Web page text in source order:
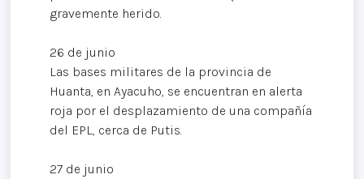
gravemente herido.
26 de junio
Las bases militares de la provincia de
Huanta, en Ayacuho, se encuentran en alerta
roja por el desplazamiento de una compañía
del EPL, cerca de Putis.
27 de junio